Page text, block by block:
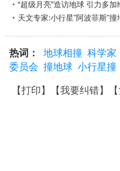
“超级月亮”造访地球 引力多
天文专家:小行星"阿波菲斯"撞
热词： 地球相撞 科学家
委员会 撞地球 小行星撞
【打印】【我要纠错】【